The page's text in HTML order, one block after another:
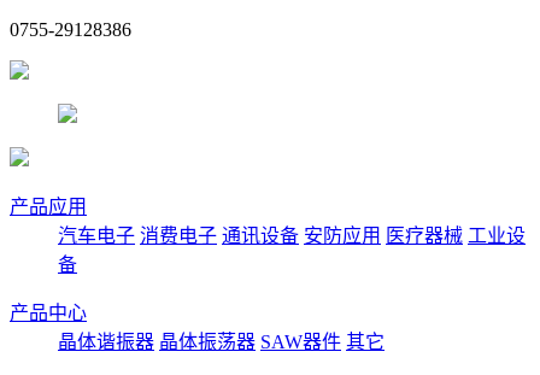
0755-29128386
产品应用
汽车电子 消费电子 通讯设备 安防应用 医疗器械 工业设
备
产品中心
晶体谐振器 晶体振荡器 SAW器件 其它